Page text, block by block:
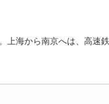
上海から南京へは、高速